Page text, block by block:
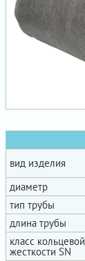
вид изделия
диаметр
тип трубы
длина трубы
класс кольцевой
жесткости SN